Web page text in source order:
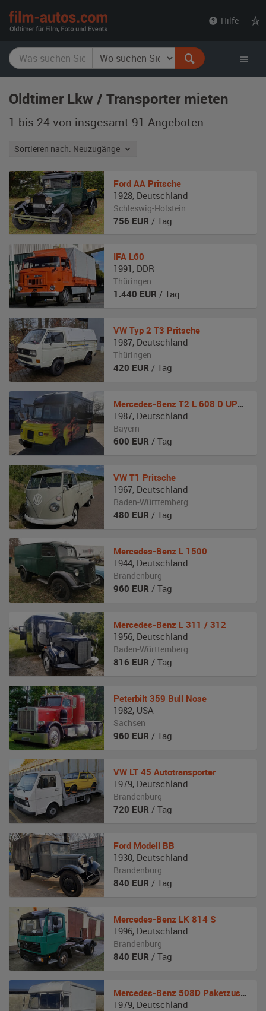
Hilfe
Oldtimer Lkw / Transporter mieten
1 bis 24 von insgesamt 91 Angeboten
Sortieren nach: Neuzugänge
Ford AA Pritsche
1928, Deutschland
Schleswig-Holstein
756 EUR / Tag
IFA L60
1991 , DDR
Thüringen
1.440 EUR / Tag
VW Typ 2 T3 Pritsche
1987, Deutschland
Thüringen
420 EUR / Tag
Mercedes-Benz T2 L 608 D UPS Paketzusteller Truck
1987, Deutschland
Bayern
600 EUR / Tag
VW T1 Pritsche
1967, Deutschland
Baden-Württemberg
480 EUR / Tag
Mercedes-Benz L 1500
1944, Deutschland
Brandenburg
960 EUR / Tag
Mercedes-Benz L 311 / 312
1956, Deutschland
Baden-Württemberg
816 EUR / Tag
Peterbilt 359 Bull Nose
1982, USA
Sachsen
960 EUR / Tag
VW LT 45 Autotransporter
1979, Deutschland
Brandenburg
720 EUR / Tag
Ford Modell BB
1930, Deutschland
Brandenburg
840 EUR / Tag
Mercedes-Benz LK 814 S
1996, Deutschland
Brandenburg
840 EUR / Tag
Mercedes-Benz 508D Paketzusteller Van (UPS)
1979, Deutschland